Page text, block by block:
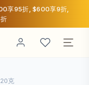
享95折, $600享9折,
克